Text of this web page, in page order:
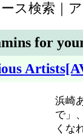
ス検索｜
for
浜崎
で」
くな